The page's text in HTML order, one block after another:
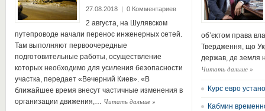
27.08.2018 | 0 Комментариев
2 августа, на Шулявском
путепроводе начали перенос инженерных сетей.
Там выполняют первоочередные
подготовительные работы, осуществление
которых необходимо для усиления безопасности
участка, передает «Вечерний Киев». «В
ближайшее время внесут частичные изменения в
организации движения,… Читать дальше »
об’єктом права
Твердження, що
держав, де земля
Читать дальше »
Курс евро
Кабмин